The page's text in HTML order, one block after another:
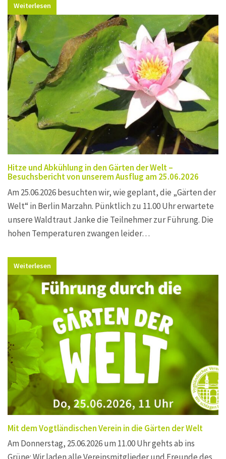
Weiterlesen
Hitze und Abkühlung in den Gärten der Welt –
Besuchsbericht von unserem Ausflug am 25.06.2026
Am 25.06.2026 besuchten wir, wie geplant, die „Gärten der
Welt“ in Berlin Marzahn. Pünktlich zu 11.00 Uhr erwartete
unsere Waldtraut Janke die Teilnehmer zur Führung. Die
hohen Temperaturen zwangen leider…
Weiterlesen
Mit dem Vogtländischen Verein in die Gärten der Welt
Am Donnerstag, 25.06.2026 um 11.00 Uhr gehts ab ins